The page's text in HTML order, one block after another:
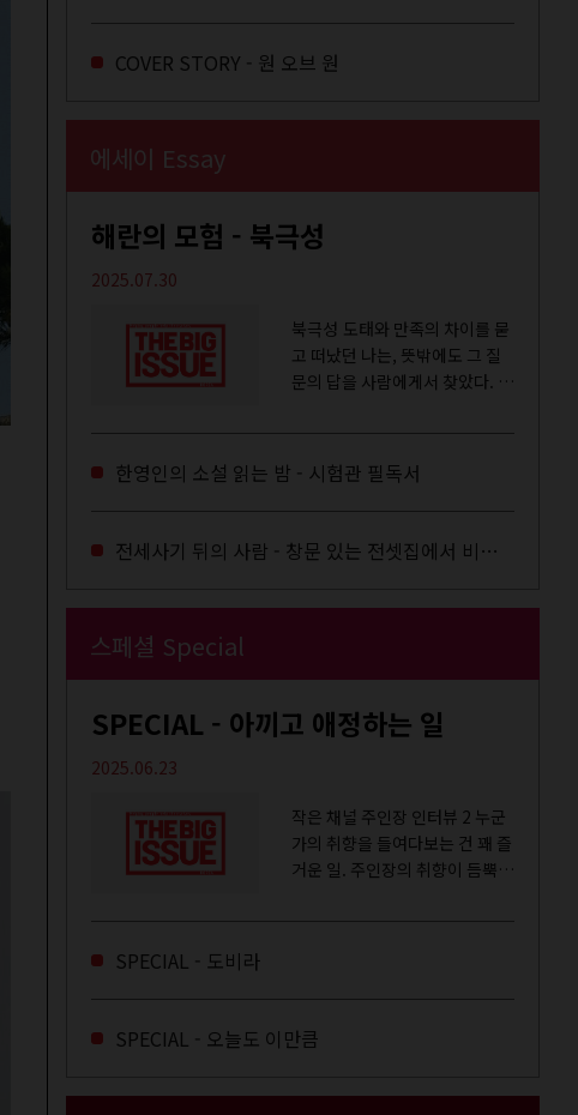
COVER STORY - 원 오브 원
에세이 Essay
해란의 모험 - 북극성
2025.07.30
북극성 도태와 만족의 차이를 묻
고 떠났던 나는, 뜻밖에도 그 질
문의 답을 사람에게서 찾았다. 내
한영인의 소설 읽는 밤 - 시험관 필독서
전세사기 뒤의 사람 - 창문 있는 전셋집에서 비로소 겨울 이불을 샀다
스페셜 Special
SPECIAL - 아끼고 애정하는 일
2025.06.23
작은 채널 주인장 인터뷰 2 누군
가의 취향을 들여다보는 건 꽤 즐
거운 일. 주인장의 취향이 듬뿍
SPECIAL - 도비라
SPECIAL - 오늘도 이만큼